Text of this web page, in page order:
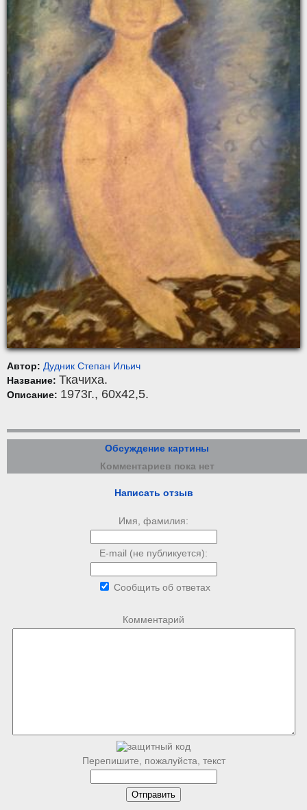
Автор: Дудник Степан Ильич
Название: Ткачиха.
Описание: 1973г., 60x42,5.
Обсуждение картины
Комментариев пока нет
Написать отзыв
Имя, фамилия:
E-mail (не публикуется):
Сообщить об ответах
Комментарий
Перепишите, пожалуйста, текст